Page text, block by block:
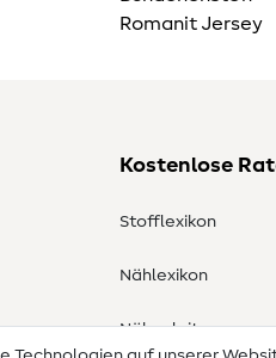
Romanit Jersey
Kostenlose
Stofflexikon
Nählexikon
Nähanleitungen